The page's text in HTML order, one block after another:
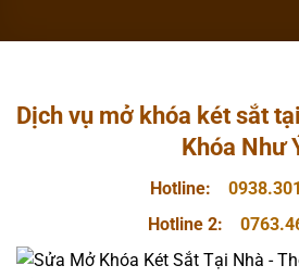
Dịch vụ mở khóa két sắt
Khóa Như
Hotline:
Hotline 2: